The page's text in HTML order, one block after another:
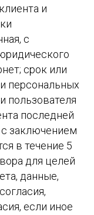
и
с
срок или
персональных
пользователя
последней
заключением
в течение 5
для целей
данные,
если иное